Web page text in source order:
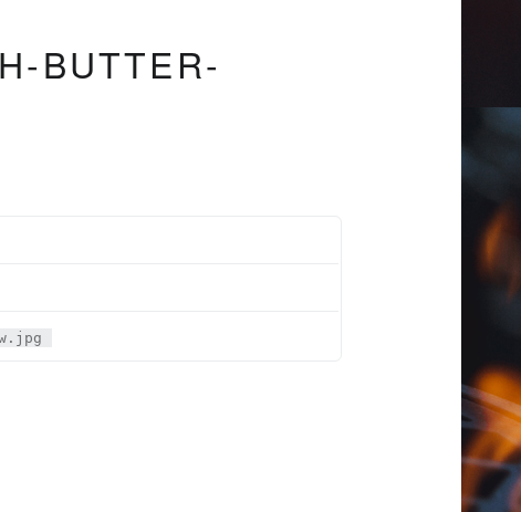
BUTTER-